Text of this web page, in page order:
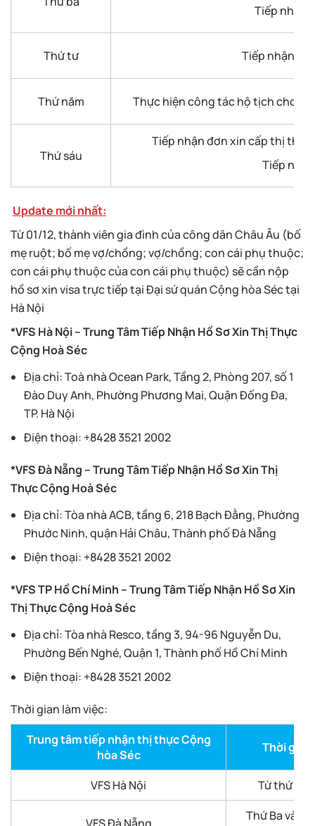
Tiếp nhận
Thứ tư Tiếp nhận
Thứ năm Thực hiện công tác hộ tịch cho
Thứ sáu
Tiếp nhận đơn xin cấp thị
Tiếp
Update mới nhất:
Từ 01/12, thành viên gia đình của công dân Châu Âu (bố
mẹ ruột; bố mẹ vợ/chồng; vợ/chồng; con cái phụ thuộc;
con cái phụ thuộc của con cái phụ thuộc) sẽ cần nộp
hồ sơ xin visa trực tiếp tại Đại sứ quán Cộng hòa Séc tại
Hà Nội
*VFS Hà Nội – Trung Tâm Tiếp Nhận Hồ Sơ Xin Thị Thực
Cộng Hoà Séc
Địa chỉ: Toà nhà Ocean Park, Tầng 2, Phòng 207, số 1
Đào Duy Anh, Phường Phương Mai, Quận Đống Đa,
TP. Hà Nội
Điện thoại: +8428 3521 2002
*VFS Đà Nẵng – Trung Tâm Tiếp Nhận Hồ Sơ Xin Thị
Thực Cộng Hoà Séc
Địa chỉ: Tòa nhà ACB, tầng 6, 218 Bạch Đằng, Phường
Phước Ninh, quận Hải Châu, Thành phố Đà Nẵng
Điện thoại: +8428 3521 2002
*VFS TP Hồ Chí Minh – Trung Tâm Tiếp Nhận Hồ Sơ Xin
Thị Thực Cộng Hoà Séc
Địa chỉ: Tòa nhà Resco, tầng 3, 94-96 Nguyễn Du,
Phường Bến Nghé, Quận 1, Thành phố Hồ Chí Minh
Điện thoại: +8428 3521 2002
Thời gian làm việc:
Trung tâm tiếp nhận thị thực Cộng
hòa Séc
Thời gian
VFS Hà Nội Từ thứ
Thứ Ba và